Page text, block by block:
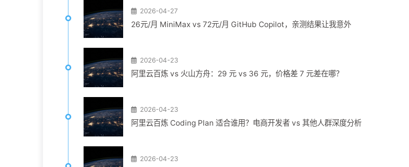
2026-04-27
26元/月 MiniMax vs 72元/月 GitHub Copilot，亲测结果让我意外
2026-04-23
阿里云百炼 vs 火山方舟：29 元 vs 36 元，价格差 7 元差在哪？
2026-04-23
阿里云百炼 Coding Plan 适合谁用？电商开发者 vs 其他人群深度分析
2026-04-23